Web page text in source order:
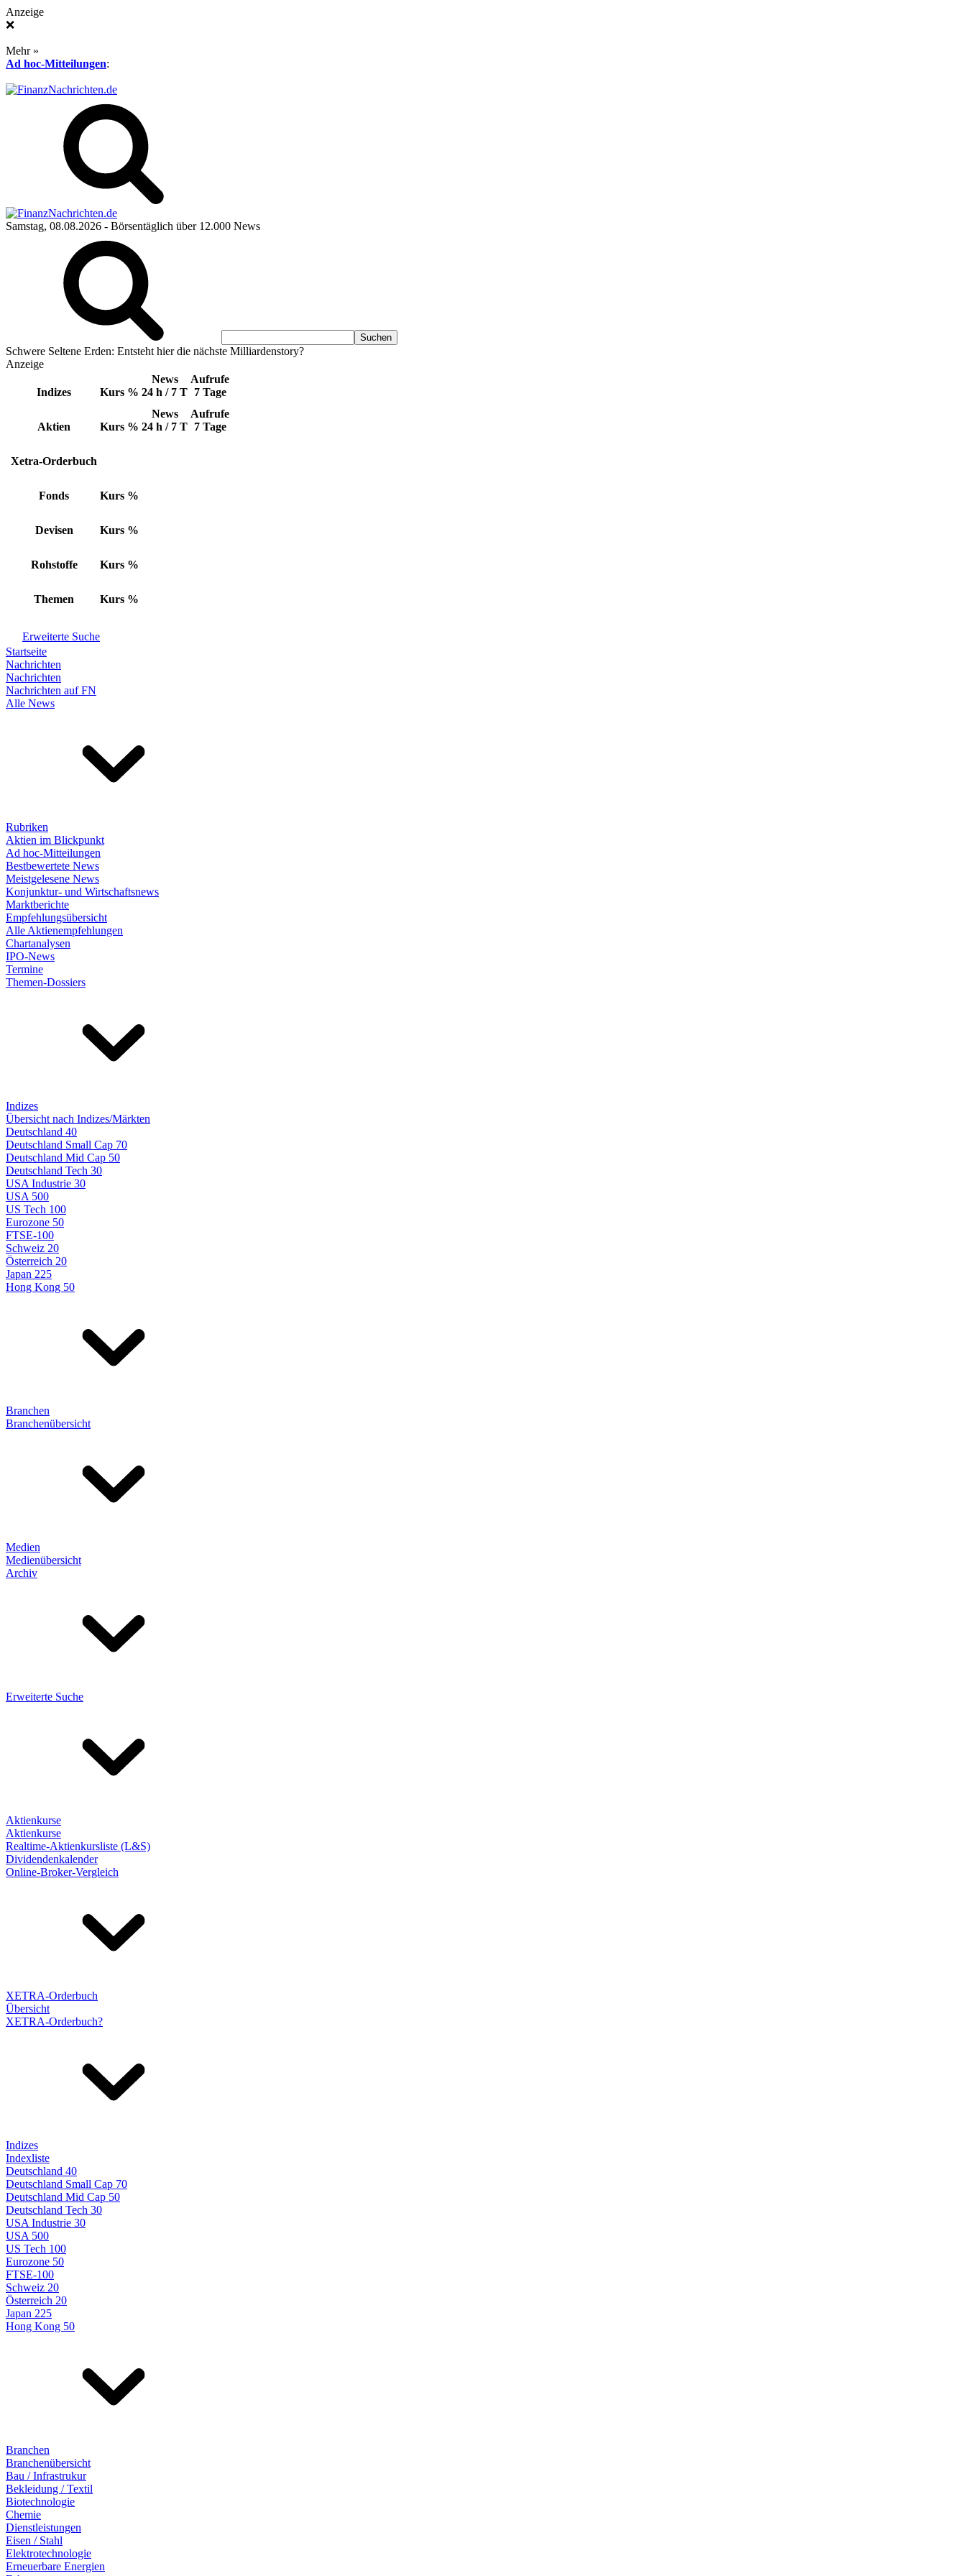
Anzeige
❌
Mehr »
Ad hoc-Mitteilungen:
Samstag, 08.08.2026 - Börsentäglich über 12.000 News
Schwere Seltene Erden: Entsteht hier die nächste Milliardenstory?
Anzeige
Indizes Kurs %
News
24 h / 7 T
Aufrufe
7 Tage
Aktien Kurs %
News
24 h / 7 T
Aufrufe
7 Tage
Xetra-Orderbuch
Fonds Kurs %
Devisen Kurs %
Rohstoffe Kurs %
Themen Kurs %
Erweiterte Suche
Startseite
Nachrichten
Nachrichten
Nachrichten auf FN
Alle News
Rubriken
Aktien im Blickpunkt
Ad hoc-Mitteilungen
Bestbewertete News
Meistgelesene News
Konjunktur- und Wirtschaftsnews
Marktberichte
Empfehlungsübersicht
Alle Aktienempfehlungen
Chartanalysen
IPO-News
Termine
Themen-Dossiers
Indizes
Übersicht nach Indizes/Märkten
Deutschland 40
Deutschland Small Cap 70
Deutschland Mid Cap 50
Deutschland Tech 30
USA Industrie 30
USA 500
US Tech 100
Eurozone 50
FTSE-100
Schweiz 20
Österreich 20
Japan 225
Hong Kong 50
Branchen
Branchenübersicht
Medien
Medienübersicht
Archiv
Erweiterte Suche
Aktienkurse
Aktienkurse
Realtime-Aktienkursliste (L&S)
Dividendenkalender
Online-Broker-Vergleich
XETRA-Orderbuch
Übersicht
XETRA-Orderbuch?
Indizes
Indexliste
Deutschland 40
Deutschland Small Cap 70
Deutschland Mid Cap 50
Deutschland Tech 30
USA Industrie 30
USA 500
US Tech 100
Eurozone 50
FTSE-100
Schweiz 20
Österreich 20
Japan 225
Hong Kong 50
Branchen
Branchenübersicht
Bau / Infrastrukur
Bekleidung / Textil
Biotechnologie
Chemie
Dienstleistungen
Eisen / Stahl
Elektrotechnologie
Erneuerbare Energien